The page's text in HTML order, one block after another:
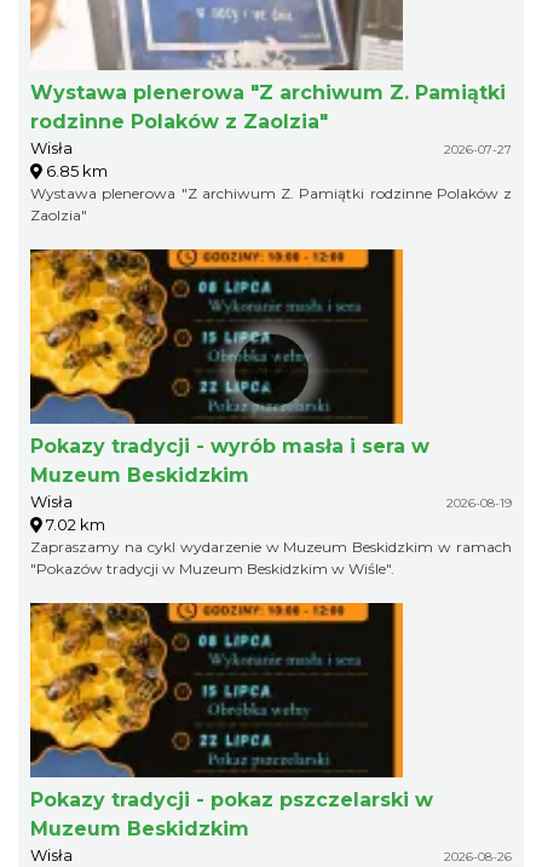
Wystawa plenerowa "Z archiwum Z. Pamiątki
rodzinne Polaków z Zaolzia"
Wisła 2026-07-27
6.85 km
Wystawa plenerowa "Z archiwum Z. Pamiątki rodzinne Polaków z
Zaolzia"
Pokazy tradycji - wyrób masła i sera w
Muzeum Beskidzkim
Wisła 2026-08-19
7.02 km
Zapraszamy na cykl wydarzenie w Muzeum Beskidzkim w ramach
"Pokazów tradycji w Muzeum Beskidzkim w Wiśle".
Pokazy tradycji - pokaz pszczelarski w
Muzeum Beskidzkim
Wisła 2026-08-26